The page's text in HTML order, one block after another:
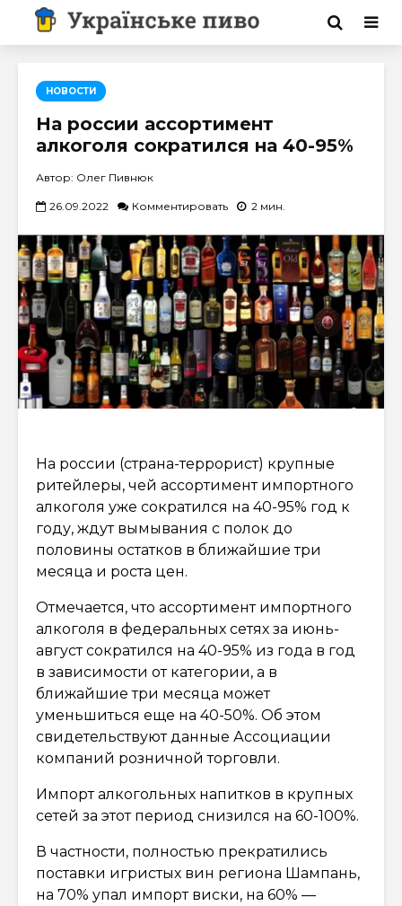
НОВОСТИ
На россии ассортимент
алкоголя сократился на 40-95%
Автор: Олег Пивнюк
26.09.2022 Комментировать 2 мин.
На россии (страна-террорист) крупные
ритейлеры, чей ассортимент импортного
алкоголя уже сократился на 40-95% год к
году, ждут вымывания с полок до
половины остатков в ближайшие три
месяца и роста цен.
Отмечается, что ассортимент импортного
алкоголя в федеральных сетях за июнь-
август сократился на 40-95% из года в год
в зависимости от категории, а в
ближайшие три месяца может
уменьшиться еще на 40-50%. Об этом
свидетельствуют данные Ассоциации
компаний розничной торговли.
Импорт алкогольных напитков в крупных
сетей за этот период снизился на 60-100%.
В частности, полностью прекратились
поставки игристых вин региона Шампань,
на 70% упал импорт виски, на 60% —